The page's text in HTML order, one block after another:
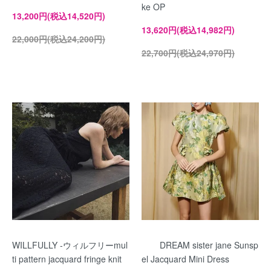
13,200円(税込14,520円)
22,000円(税込24,200円)
ke OP
13,620円(税込14,982円)
22,700円(税込24,970円)
WILLFULLY -ウィルフリーmul
ti pattern jacquard fringe knit
DREAM sister jane Sunsp
el Jacquard Mini Dress